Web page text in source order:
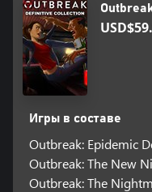
Игры в составе
Outbreak: Epidemic
Outbreak: The New
Outbreak: The